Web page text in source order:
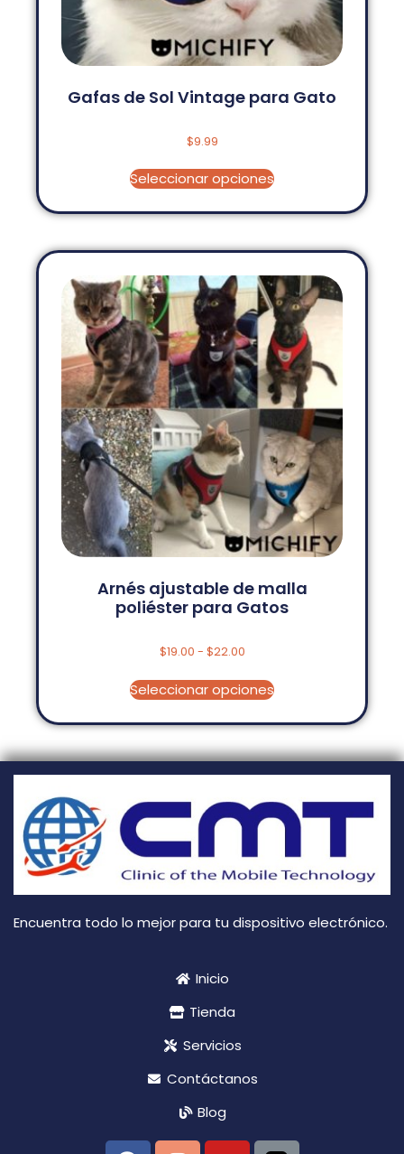
Gafas de Sol Vintage para Gato
$9.99
Seleccionar opciones
Arnés ajustable de malla
poliéster para Gatos
$19.00 - $22.00
Seleccionar opciones
Encuentra todo lo mejor para tu dispositivo electrónico.
Inicio
Tienda
Servicios
Contáctanos
Blog